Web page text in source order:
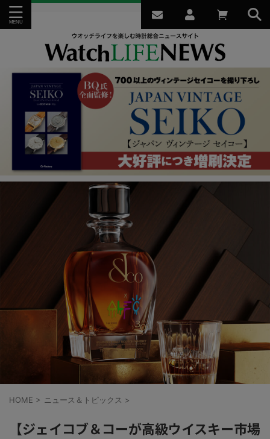
HOME > ニュース＆トピックス >
【ジェイコブ＆コーが高級ウイスキー市場